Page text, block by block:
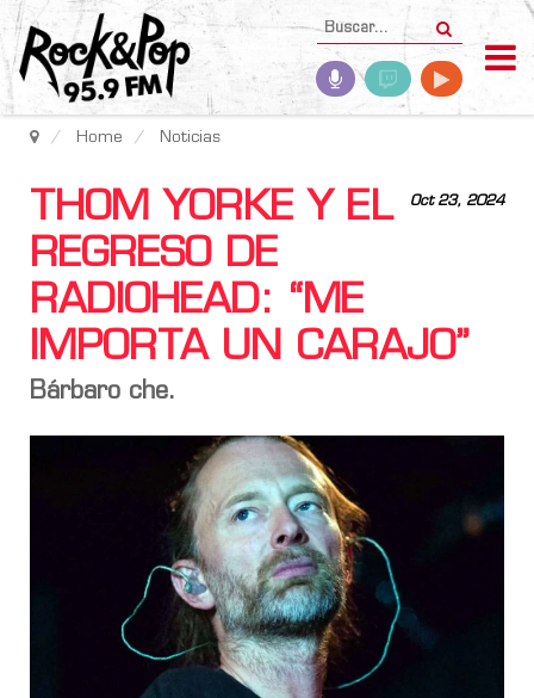
Home Noticias
Oct 23, 2024
THOM YORKE Y EL
REGRESO DE
RADIOHEAD: “ME
IMPORTA UN CARAJO”
Bárbaro che.